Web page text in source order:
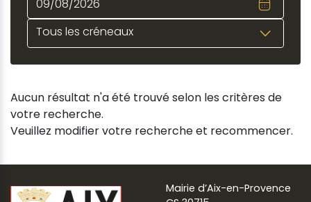
Tous les créneaux
Aucun résultat n'a été trouvé selon les critères de
votre recherche.
Veuillez modifier votre recherche et recommencer.
Mairie d’Aix-en-Provence